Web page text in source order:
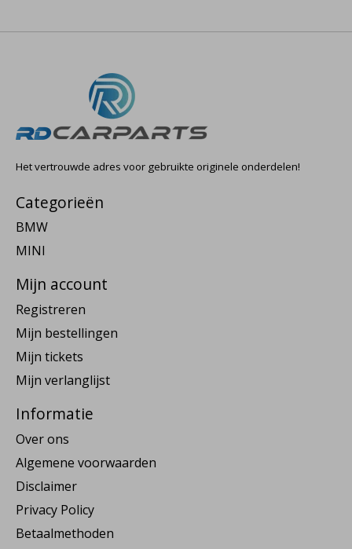
Het vertrouwde adres voor gebruikte originele onderdelen!
Categorieën
BMW
MINI
Mijn account
Registreren
Mijn bestellingen
Mijn tickets
Mijn verlanglijst
Informatie
Over ons
Algemene voorwaarden
Disclaimer
Privacy Policy
Betaalmethoden